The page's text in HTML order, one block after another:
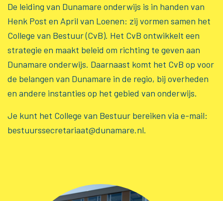
De leiding van Dunamare onderwijs is in handen van
Henk Post en April van Loenen: zij vormen samen het
College van Bestuur (CvB). Het CvB ontwikkelt een
strategie en maakt beleid om richting te geven aan
Dunamare onderwijs. Daarnaast komt het CvB op voor
de belangen van Dunamare in de regio, bij overheden
en andere instanties op het gebied van onderwijs.
Je kunt het College van Bestuur bereiken via e-mail:
bestuurssecretariaat@dunamare.nl.